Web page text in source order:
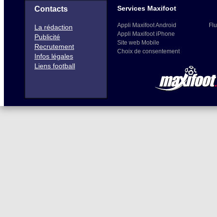
Contacts
La rédaction
Publicité
Recrutement
Infos légales
Liens football
Services Maxifoot
Appli Maxifoot Android
Appli Maxifoot iPhone
Site web Mobile
Choix de consentement